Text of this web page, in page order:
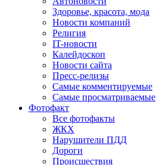
Здоровье, красота, мода
Новости компаний
Религия
IT-новости
Калейдоскоп
Новости сайта
Пресс-релизы
Самые комментируемые
Самые просматриваемые
Фотофакт
Все фотофакты
ЖКХ
Нарушители ПДД
Дороги
Происшествия